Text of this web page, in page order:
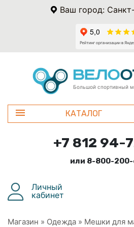
Ваш город:
Большой спортивный
КАТАЛОГ
+7 812 94-
или 8-800-
Личный
кабинет
Магазин » Одежда » Мешки для